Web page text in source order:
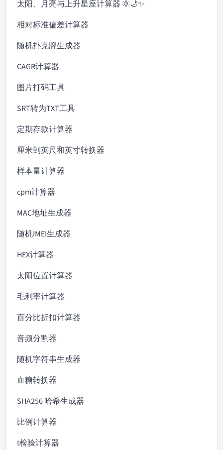
太阳、月亮与上升星座计算器 🌞🌙✨
相对标准偏差计算器
随机扑克牌生成器
CAGR计算器
图片打码工具
SRT转为TXT工具
定期存款计算器
厘米到英尺和英寸转换器
样本量计算器
cpm计算器
MAC地址生成器
随机IMEI生成器
HEX计算器
太阳位置计算器
毛利率计算器
百分比折扣计算器
音频分割器
随机字符串生成器
血糖转换器
SHA256 哈希生成器
比例计算器
t检验计算器